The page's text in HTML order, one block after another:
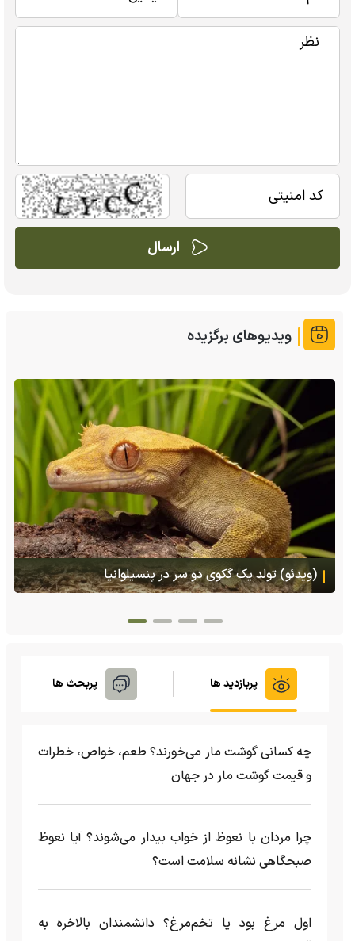
ویدیوهای برگزیده
(ویدئو) تولد یک گکوی دو سر در پنسیلوانیا
پربازدید ها پربحث ها
چه کسانی گوشت مار می‌خورند؟ طعم، خواص، خطرات
و قیمت گوشت مار در جهان
چرا مردان با نعوظ از خواب بیدار می‌شوند؟ آیا نعوظ
صبحگاهی نشانه سلامت است؟
اول مرغ بود یا تخم‌مرغ؟ دانشمندان بالاخره به